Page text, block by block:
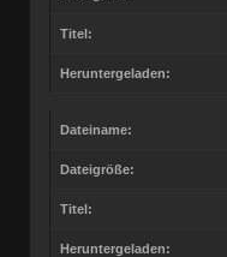
Titel:
Heruntergeladen:
Dateiname:
Dateigröße:
Titel:
Heruntergeladen: